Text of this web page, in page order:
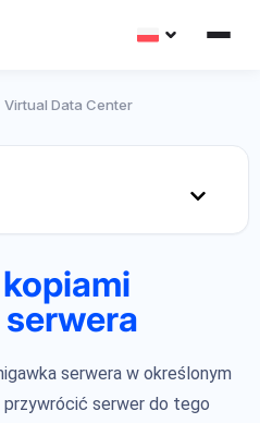
Virtual Data Center
serwera w określonym
serwer do tego